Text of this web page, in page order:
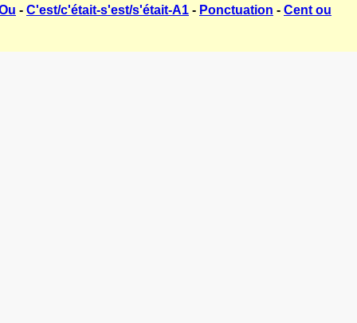
- C'est/c'était-s'est/s'était-A1 - Ponctuation - Cent ou